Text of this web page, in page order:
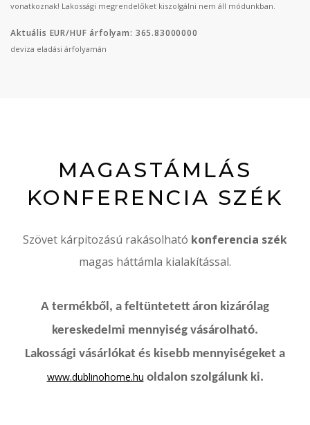
vonatkoznak! Lakossági megrendelőket kiszolgálni nem áll módunkban.
Aktuális EUR/HUF árfolyam: 365.83000000
deviza eladási árfolyamán
MAGASTÁMLÁS
KONFERENCIA SZÉK
Szövet kárpitozású rakásolható konferencia szék
magas háttámla kialakítással.
A termékből, a feltüntetett áron kizárólag
kereskedelmi mennyiség vásárolható.
Lakossági vásárlókat és kisebb mennyiségeket a
www.dublinohome.hu oldalon szolgálunk ki.